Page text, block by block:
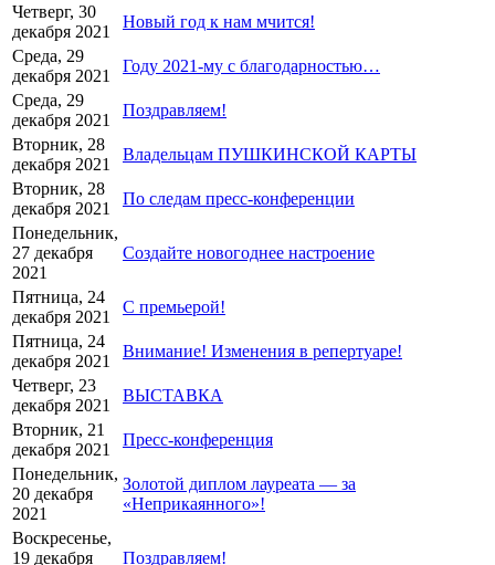
Четверг, 30
декабря 2021
Новый год к нам мчится!
Среда, 29
декабря 2021
Году 2021-му с благодарностью…
Среда, 29
декабря 2021
Поздравляем!
Вторник, 28
декабря 2021
Владельцам ПУШКИНСКОЙ КАРТЫ
Вторник, 28
декабря 2021
По следам пресс-конференции
Понедельник,
27 декабря
2021
Создайте новогоднее настроение
Пятница, 24
декабря 2021
С премьерой!
Пятница, 24
декабря 2021
Внимание! Изменения в репертуаре!
Четверг, 23
декабря 2021
ВЫСТАВКА
Вторник, 21
декабря 2021
Пресс-конференция
Понедельник,
20 декабря
2021
Золотой диплом лауреата — за
«Неприкаянного»!
Воскресенье,
19 декабря
Поздравляем!